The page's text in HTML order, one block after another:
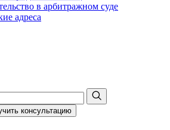
в арбитражном суде
адреса
консультацию